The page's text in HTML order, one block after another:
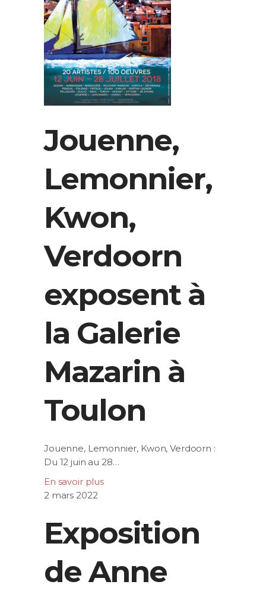
Jouenne,
Lemonnier,
Kwon,
Verdoorn
exposent à
la Galerie
Mazarin à
Toulon
Jouenne, Lemonnier, Kwon, Verdoorn :
Du 12 juin au 28…
En savoir plus
2 mars 2022
Exposition
de Anne